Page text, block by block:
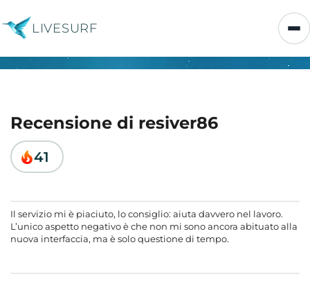
LIVESURF
Recensione di resiver86
41
Il servizio mi è piaciuto, lo consiglio: aiuta davvero nel lavoro.
L’unico aspetto negativo è che non mi sono ancora abituato alla
nuova interfaccia, ma è solo questione di tempo.